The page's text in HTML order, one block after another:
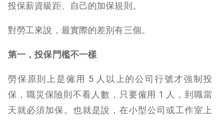
投保薪資級距、自己的加保規則。
對勞工來說，最實際的差別有三個。
第一，投保門檻不一樣
勞保原則上是僱用 5 人以上的公司行號才強制投
保，職災保險則不看人數，只要僱用 1 人，到職當
天就必須加保。也就是說，在小型公司或工作室上